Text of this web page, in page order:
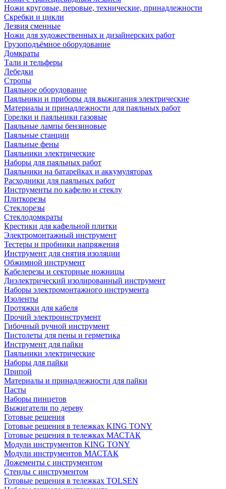
Ножи круговые, перовые, технические, принадлежности
Скребки и цикли
Лезвия сменные
Ножи для художественных и дизайнерских работ
Грузоподъёмное оборудование
Домкраты
Тали и тельферы
Лебедки
Стропы
Паяльное оборудование
Паяльники и приборы для выжигания электрические
Материалы и принадлежности для паяльных работ
Горелки и паяльники газовые
Паяльные лампы бензиновые
Паяльные станции
Паяльные фены
Паяльники электрические
Наборы для паяльных работ
Паяльники на батарейках и аккумуляторах
Расходники для паяльных работ
Инструменты по кафелю и стеклу
Плиткорезы
Стеклорезы
Стеклодомкраты
Крестики для кафельной плитки
Электромонтажный инструмент
Тестеры и пробники напряжения
Инструмент для снятия изоляции
Обжимной инструмент
Кабелерезы и секторные ножницы
Диэлектрический изолированный инструмент
Наборы электромонтажного инструмента
Изоленты
Протяжки для кабеля
Прочий электроинструмент
Гибочный ручной инструмент
Пистолеты для пены и герметика
Инструмент для пайки
Паяльники электрические
Наборы для пайки
Припой
Материалы и принадлежности для пайки
Пасты
Наборы пинцетов
Выжигатели по дереву
Готовые решения
Готовые решения в тележках KING TONY
Готовые решения в тележках МАСТАК
Модули инструментов KING TONY
Модули инструментов МАСТАК
Ложементы с инструментом
Стенды с инструментом
Готовые решения в тележках TOLSEN